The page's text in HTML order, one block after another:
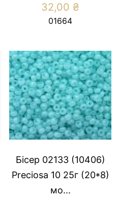
32,00 ₴
01664
Бісер 02133 (10406)
Preсiosa 10 25г (20*8)
мо...